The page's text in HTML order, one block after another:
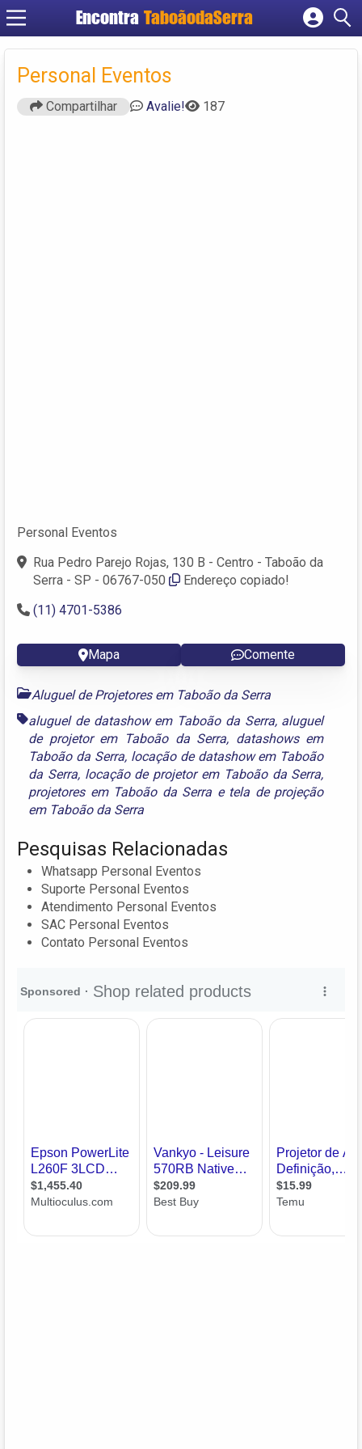
Encontra TaboãodaSerra
Cadastrar empresa
Criar conta
Personal Eventos
Compartilhar Avalie! 187
Personal Eventos
Rua Pedro Parejo Rojas, 130 B - Centro - Taboão da
Serra - SP - 06767-050
Endereço copiado!
(11) 4701-5386
Mapa Comente
Aluguel de Projetores em Taboão da Serra
aluguel de datashow em Taboão da Serra, aluguel
de projetor em Taboão da Serra, datashows em
Taboão da Serra, locação de datashow em Taboão
da Serra, locação de projetor em Taboão da Serra,
projetores em Taboão da Serra e tela de projeção
em Taboão da Serra
Pesquisas Relacionadas
Whatsapp Personal Eventos
Suporte Personal Eventos
Atendimento Personal Eventos
SAC Personal Eventos
Contato Personal Eventos